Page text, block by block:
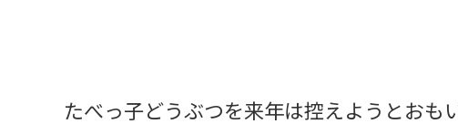
たべっ子どうぶつを来年は控えようとおも